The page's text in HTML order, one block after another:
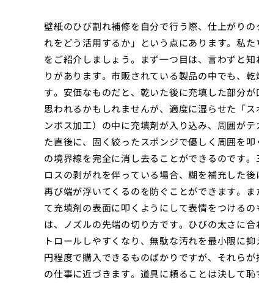
壁紙のひび割れ補修を自分で行う際、仕上がり
れをどう活用するか」という点にあります。私
をご紹介しましょう。まず一つ目は、言わずと
りがあります。市販されている製品の中でも、
す。安価なものだと、乾いた後に充填した部分
思われるかもしれませんが、適度に湿らせた「
ンボス加工）の中に充填剤が入り込み、周囲が
た直後に、固く絞ったスポンジで優しく周囲を
の境界線を完全に消し去ることができるのです
ロスの剥がれを伴っている場合、糊を補充した
再び端が浮いてくるのを防ぐことができます。
て充填剤の表面に叩くようにして表情をつける
は、ノズルの先端の切り方です。ひびの太さに
トロールしやすくなり、無駄な汚れを最小限に
円程度で購入できるものばかりですが、それら
の仕事に近づきます。道具に頼ることは決して